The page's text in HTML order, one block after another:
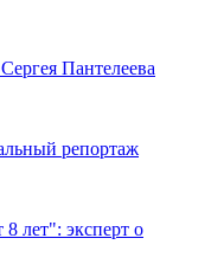
Пантелеева
репортаж
лет": эксперт о